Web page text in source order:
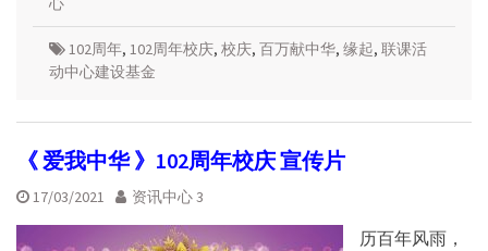
102周年, 102周年校庆, 校庆, 百万献中华, 缘起, 联课活
动中心建设基金
《 爱我中华 》102周年校庆 宣传片
17/03/2021 资讯中心 3
历百年风雨，